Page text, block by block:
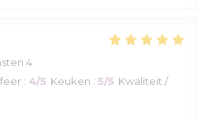
4
: 4/5 Keuken : 5/5 Kwaliteit /